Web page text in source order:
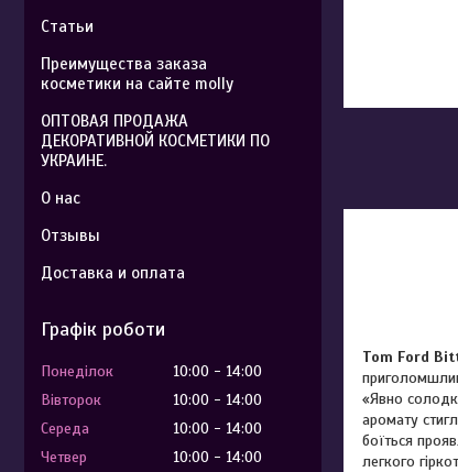
Tom Ford
«Явно
аромату
боїться
легкого
Статьи
Преимущества заказа
косметики на сайте molly
ОПТОВАЯ ПРОДАЖА
ДЕКОРАТИВНОЙ КОСМЕТИКИ ПО
УКРАИНЕ.
О нас
Отзывы
Доставка и оплата
Графік роботи
Понеділок 10:00
14:00
Вівторок
10:00
14:00
Середа
10:00
14:00
Четвер
10:00
14:00